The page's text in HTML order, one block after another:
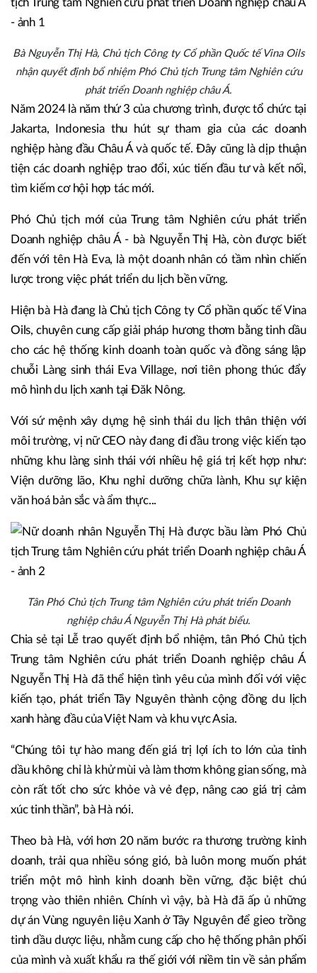
Bà Nguyễn Thị Hà, Chủ tịch Công ty Cổ phần Quốc tế Vina Oils
nhận quyết định bổ nhiệm Phó Chủ tịch Trung tâm Nghiên cứu
phát triển Doanh nghiệp châu Á.
Năm 2024 là năm thứ 3 của chương trình, được tổ chức tại
Jakarta, Indonesia thu hút sự tham gia của các doanh
nghiệp hàng đầu Châu Á và quốc tế. Đây cũng là dịp thuận
tiện các doanh nghiệp trao đổi, xúc tiến đầu tư và kết nối,
tìm kiếm cơ hội hợp tác mới.
Phó Chủ tịch mới của Trung tâm Nghiên cứu phát triển
Doanh nghiệp châu Á - bà Nguyễn Thị Hà, còn được biết
đến với tên Hà Eva, là một doanh nhân có tầm nhìn chiến
lược trong việc phát triển du lịch bền vững.
Hiện bà Hà đang là Chủ tịch Công ty Cổ phần quốc tế Vina
Oils, chuyên cung cấp giải pháp hương thơm bằng tinh dầu
cho các hệ thống kinh doanh toàn quốc và đồng sáng lập
chuỗi Làng sinh thái Eva Village, nơi tiên phong thúc đẩy
mô hình du lịch xanh tại Đăk Nông.
Với sứ mệnh xây dựng hệ sinh thái du lịch thân thiện với
môi trường, vị nữ CEO này đang đi đầu trong việc kiến tạo
những khu làng sinh thái với nhiều hệ giá trị kết hợp như:
Viện dưỡng lão, Khu nghỉ dưỡng chữa lành, Khu sự kiện
văn hoá bản sắc và ẩm thực...
Tân Phó Chủ tịch Trung tâm Nghiên cứu phát triển Doanh
nghiệp châu Á Nguyễn Thị Hà phát biểu.
Chia sẻ tại Lễ trao quyết định bổ nhiệm, tân Phó Chủ tịch
Trung tâm Nghiên cứu phát triển Doanh nghiệp châu Á
Nguyễn Thị Hà đã thể hiện tình yêu của mình đối với việc
kiến tạo, phát triển Tây Nguyên thành cộng đồng du lịch
xanh hàng đầu của Việt Nam và khu vực Asia.
“Chúng tôi tự hào mang đến giá trị lợi ích to lớn của tinh
dầu không chỉ là khử mùi và làm thơm không gian sống, mà
còn rất tốt cho sức khỏe và vẻ đẹp, nâng cao giá trị cảm
xúc tinh thần”, bà Hà nói.
Theo bà Hà, với hơn 20 năm bước ra thương trường kinh
doanh, trải qua nhiều sóng gió, bà luôn mong muốn phát
triển một mô hình kinh doanh bền vững, đặc biệt chú
trọng vào thiên nhiên. Chính vì vậy, bà Hà đã ấp ủ những
dự án Vùng nguyên liệu Xanh ở Tây Nguyên để gieo trồng
tinh dầu dược liệu, nhằm cung cấp cho hệ thống phân phối
của mình và xuất khẩu ra thế giới với niềm tin về sản phẩm